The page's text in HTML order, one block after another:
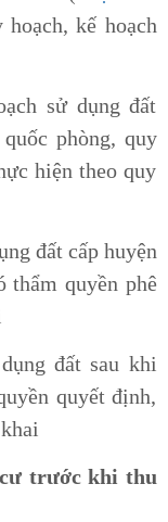
kế hoạch
sử dụng đất
phòng, quy
hiện theo quy
đất cấp huyện
thẩm quyền phê
đất sau khi
quyết định,
trước khi thu